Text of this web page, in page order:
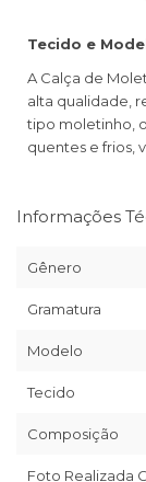
Tecido e
A Calça de
alta qualidade,
tipo moletinho,
quentes e frios,
Informações
Gênero
Gramatura
Modelo
Tecido
Composição
Foto Realizada